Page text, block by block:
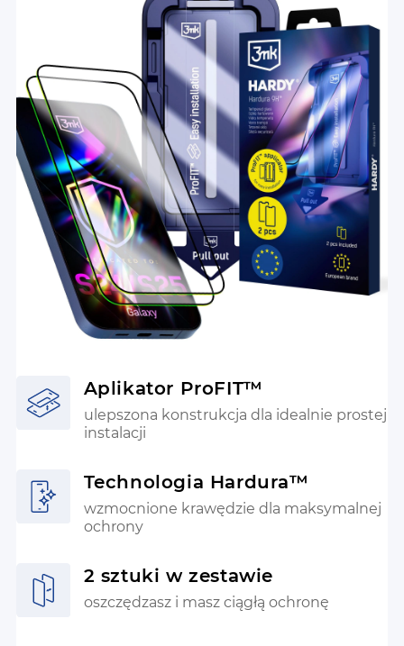
Aplikator ProFIT™
ulepszona konstrukcja dla idealnie prostej
instalacji
Technologia Hardura™
wzmocnione krawędzie dla maksymalnej
ochrony
2 sztuki w zestawie
oszczędzasz i masz ciągłą ochronę